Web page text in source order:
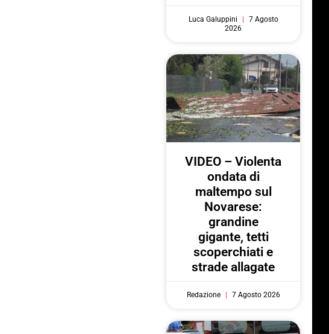
Luca Galuppini
7 Agosto
2026
VIDEO – Violenta
ondata di
maltempo sul
Novarese:
grandine
gigante, tetti
scoperchiati e
strade allagate
Redazione 7 Agosto 2026